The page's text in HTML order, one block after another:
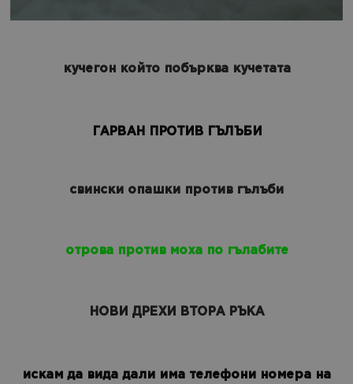
кучегон който побърква кучетата
ГАРВАН ПРОТИВ ГЪЛЪБИ
свински опашки против гълъби
отрова против моха по гълабите
НОВИ ДРЕХИ ВТОРА РЪКА
искам да вида дали има телефони номера на